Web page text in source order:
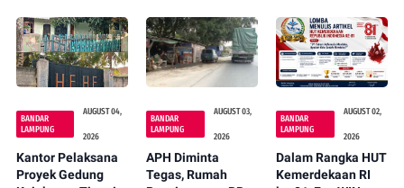
AWARD) 2026 DARI
APPeL HIJAU
INDONESIA
2026 Dilaporkan
DPP KAMPUD Ke
KEJATI Lampung
Proyek di Dinas
BMBK Lampung
BANDAR
LAMPUNG
AUGUST 04,
2026
Kantor Pelaksana
Proyek Gedung
BANDAR
LAMPUNG
AUGUST 03,
2026
APH Diminta
Tegas, Rumah
BANDAR
LAMPUNG
AUGUST 02,
2026
Dalam Rangka HUT
Kemerdekaan RI